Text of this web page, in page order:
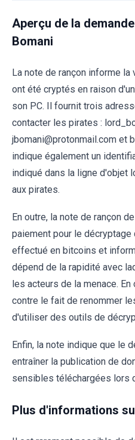
Aperçu de la
Bomani
La note de rançon informe
ont été cryptés en raison
son PC. Il fournit trois
contacter les pirates :
jbomani@protonmail.com et
indique également un
indiqué dans la ligne d'objet
aux pirates.
En outre, la note de rançon
paiement pour le
effectué en bitcoins et
dépend de la rapidité avec
les acteurs de la menace.
contre le fait de renommer
d'utiliser des outils de
Enfin, la note indique que le
entraîner la publication de
sensibles téléchargées lors
Plus d'informations